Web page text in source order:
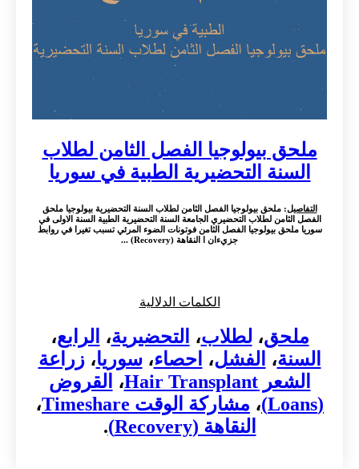
ملحق بيولوجيا الفصل الثامن لطلاب
السنة التحضيرية الطبية في سوريا
التفاصيل: ملحق بيولوجيا الفصل الثامن لطلاب السنة التحضيرية بيولوجيا ملحق
الفصل الثامن لطلاب التحضيري الجامعة السنة التحضيرية الطبية السنة الاولى في
سوريا ملحق بيولوجيا الفصل الثامن فوتونات الضوء المرئي تسبب تغيرا في روابط
جزيءان ا النقاهة (Recovery) ...
الكلمات الدلالية
ملحق، لطلاب، التحضيرية، الرابع،
السنة، الفشل، احصاء،سوريا،زراعة
الشعر Hair Transplant
،
القروض
(Loans)
، مشاركة الوقت Timeshare
،
النقاهة (Recovery)
.